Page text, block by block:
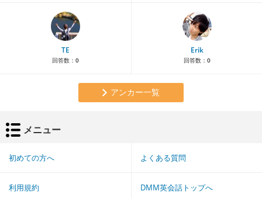
TE
回答数： 0
Erik
回答数： 0
アンカー一覧
メニュー
初めての方へ よくある質問
利用規約 DMM英会話トップへ